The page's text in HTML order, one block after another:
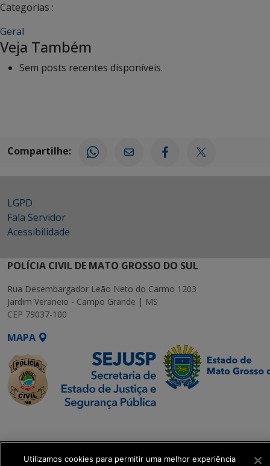
Categorias :
Geral
Veja Também
Sem posts recentes disponíveis.
Compartilhe:
LGPD
Fala Servidor
Acessibilidade
POLÍCIA CIVIL DE MATO GROSSO DO SUL
Rua Desembargador Leão Neto do Carmo 1203
Jardim Veraneio - Campo Grande | MS
CEP 79037-100
MAPA
Executiva de
Transformação Digital
Utilizamos cookies para permitir uma melhor experiência